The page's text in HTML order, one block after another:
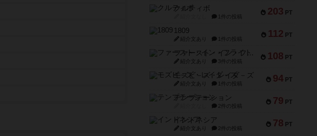
203 PT
クルティボ
1件の投稿
112 PT
1809
紹介文あり 1件の投稿
108 PT
ファースト・イン・フライト
紹介文あり 3件の投稿
94 PT
モズビ－ズ・レイダ－ズ
紹介文あり 1件の投稿
79 PT
テンプテーション
2件の投稿
78 PT
インドネシア
紹介文あり 2件の投稿